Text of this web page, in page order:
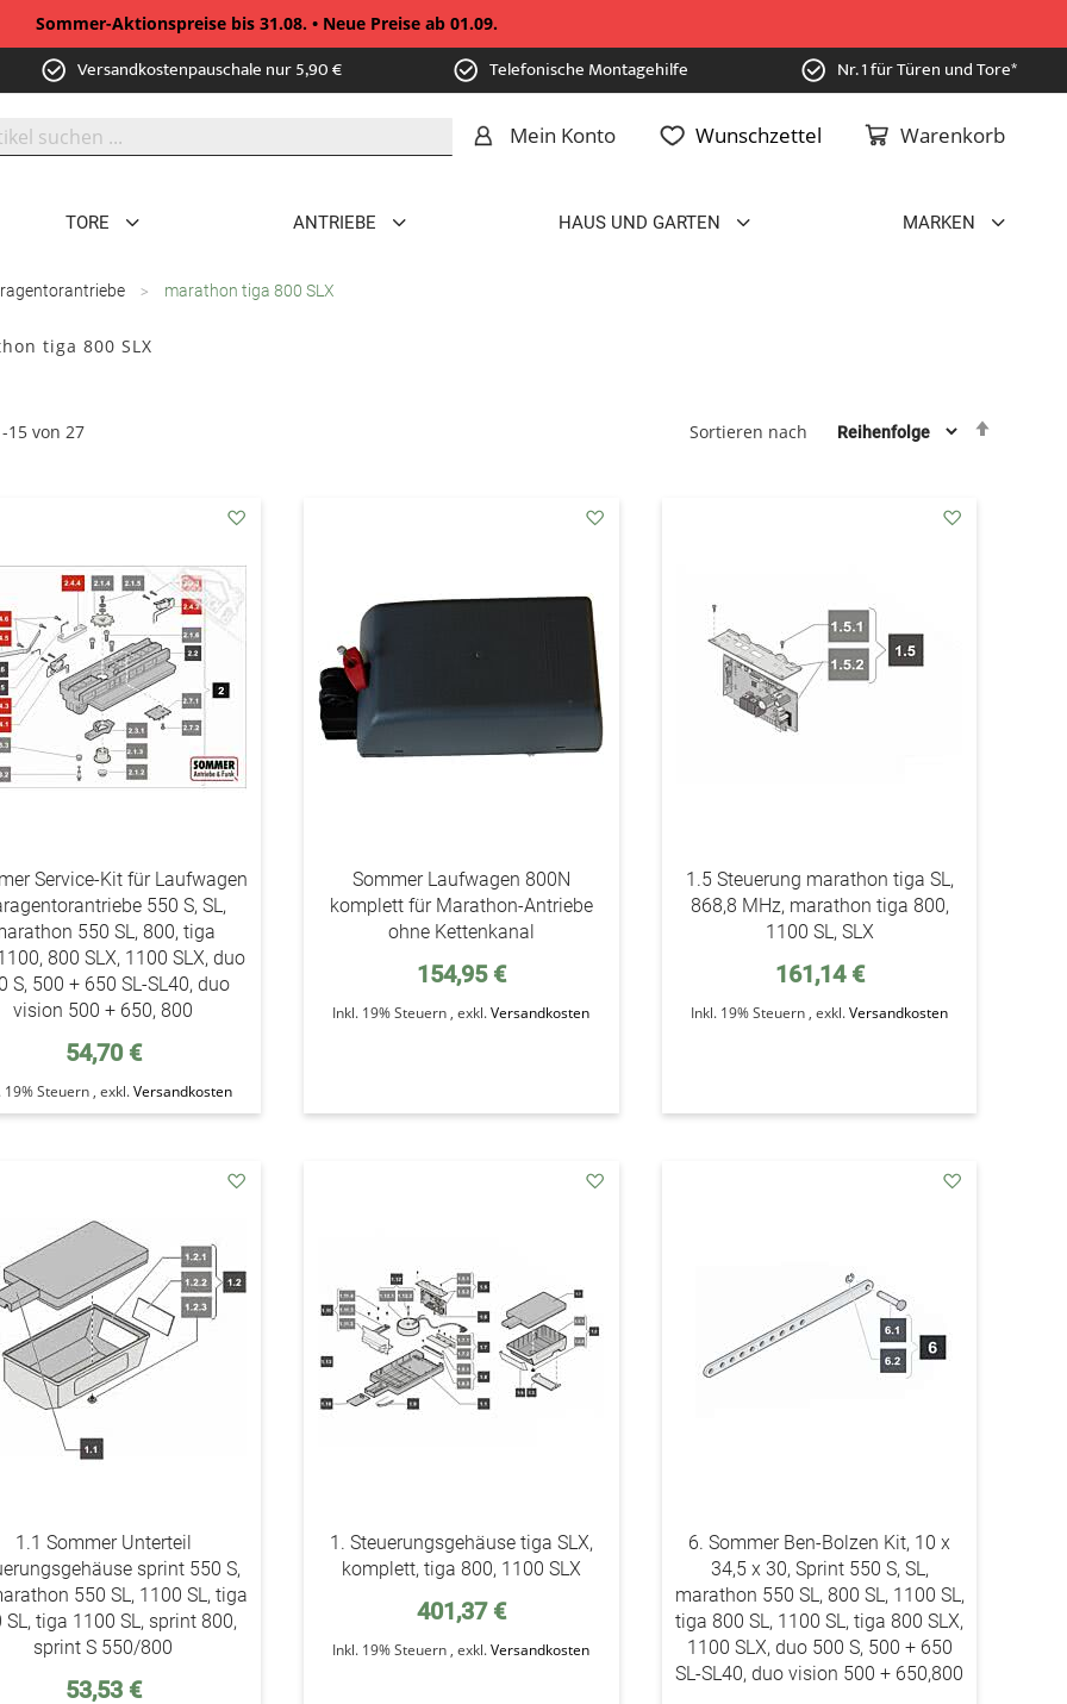
Sommer-Aktionspreise bis 31.08. • Neue Preise ab 01.09.
Versandkostenpauschale nur 5,90 € Telefonische Montagehilfe Nr. 1 für Türen und Tore*
Warenkorb
Mein Konto Wunschzettel
TORE ANTRIEBE HAUS UND GARTEN MARKEN
marathon tiga 800 SLX
tiga 800 SLX
-15von 27 Sortieren nach
den
Wunschzettel
Service-Kit für Laufwagen
550 S, SL,
550 SL, 800, tiga
800 SLX, 1100 SLX, duo
S, 500 + 650 SL-SL40, duo
vision 500 + 650, 800
54,70 €
19% Steuern , exkl.Versandkosten
Sommer Laufwagen 800N
komplett für Marathon-Antriebe
ohne Kettenkanal
154,95 €
Inkl. 19% Steuern ,exkl.Versandkosten
1.5 Steuerung marathon tiga SL,
868,8 MHz, marathon tiga 800,
1100 SL, SLX
161,14 €
Inkl. 19% Steuern ,exkl.Versandkosten
1.1 Sommer Unterteil
sprint 550 S,
550 SL, 1100 SL, tiga
SL, tiga 1100 SL, sprint 800,
sprint S 550/800
53,53 €
1. Steuerungsgehäuse tiga SLX,
komplett, tiga 800, 1100 SLX
401,37 €
Inkl. 19% Steuern ,exkl.Versandkosten
6. Sommer Ben-Bolzen Kit, 10 x
34,5 x 30, Sprint 550 S, SL,
marathon 550 SL, 800 SL, 1100 SL,
tiga 800 SL, 1100 SL, tiga 800 SLX,
1100 SLX, duo 500 S, 500 + 650
SL-SL40, duo vision 500 + 650,800